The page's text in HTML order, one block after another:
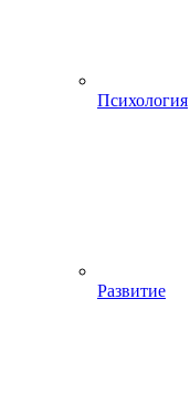
Психология
Развитие